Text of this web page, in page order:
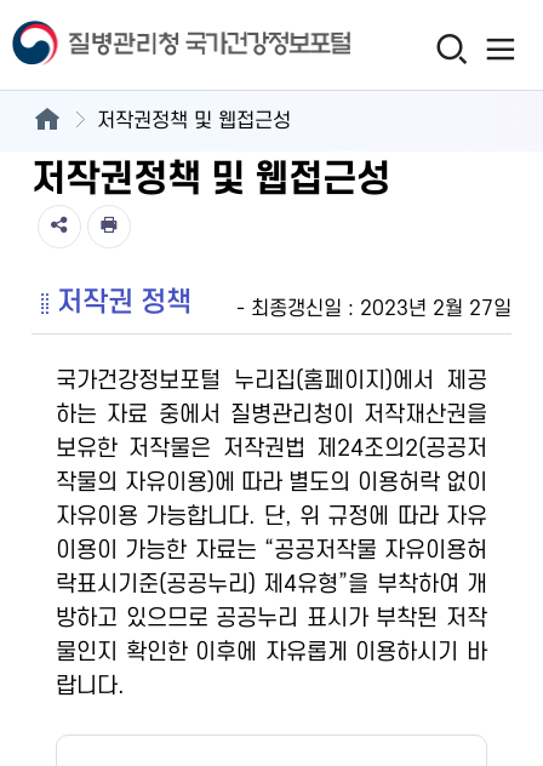
저작권정책 및 웹접근성
저작권정책 및 웹접근성
- 최종갱신일 : 2023년 2월 27일
저작권 정책
국가건강정보포털 누리집(홈페이지)에서 제공
하는 자료 중에서 질병관리청이 저작재산권을
보유한 저작물은 저작권법 제24조의2(공공저
작물의 자유이용)에 따라 별도의 이용허락 없이
자유이용 가능합니다. 단, 위 규정에 따라 자유
이용이 가능한 자료는 “공공저작물 자유이용허
락표시기준(공공누리) 제4유형”을 부착하여 개
방하고 있으므로 공공누리 표시가 부착된 저작
물인지 확인한 이후에 자유롭게 이용하시기 바
랍니다.